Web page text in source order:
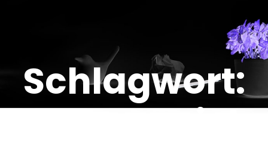
Schlagwort:
Datenspeich